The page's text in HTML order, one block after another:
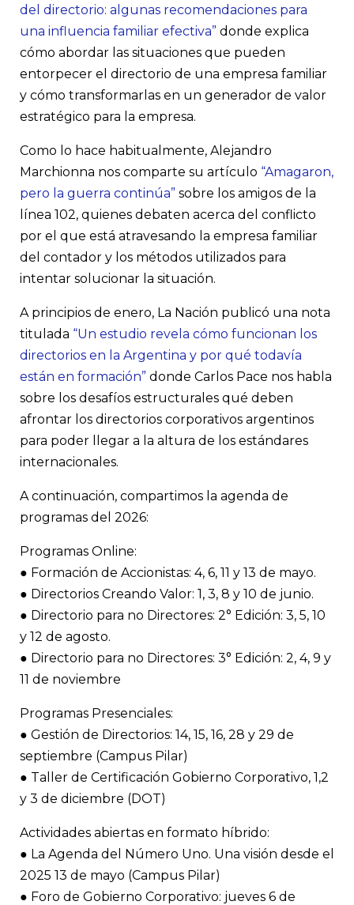
del directorio: algunas recomendaciones para
una influencia familiar efectiva” donde explica
cómo abordar las situaciones que pueden
entorpecer el directorio de una empresa familiar
y cómo transformarlas en un generador de valor
estratégico para la empresa.
Como lo hace habitualmente, Alejandro
Marchionna nos comparte su artículo “Amagaron,
pero la guerra continúa” sobre los amigos de la
línea 102, quienes debaten acerca del conflicto
por el que está atravesando la empresa familiar
del contador y los métodos utilizados para
intentar solucionar la situación.
A principios de enero, La Nación publicó una nota
titulada “Un estudio revela cómo funcionan los
directorios en la Argentina y por qué todavía
están en formación” donde Carlos Pace nos habla
sobre los desafíos estructurales qué deben
afrontar los directorios corporativos argentinos
para poder llegar a la altura de los estándares
internacionales.
A continuación, compartimos la agenda de
programas del 2026:
Programas Online:
● Formación de Accionistas: 4, 6, 11 y 13 de mayo.
● Directorios Creando Valor: 1, 3, 8 y 10 de junio.
● Directorio para no Directores: 2° Edición: 3, 5, 10
y 12 de agosto.
● Directorio para no Directores: 3° Edición: 2, 4, 9 y
11 de noviembre
Programas Presenciales:
● Gestión de Directorios: 14, 15, 16, 28 y 29 de
septiembre (Campus Pilar)
● Taller de Certificación Gobierno Corporativo, 1,2
y 3 de diciembre (DOT)
Actividades abiertas en formato híbrido:
● La Agenda del Número Uno. Una visión desde el
2025 13 de mayo (Campus Pilar)
● Foro de Gobierno Corporativo: jueves 6 de